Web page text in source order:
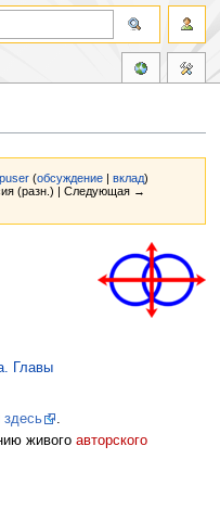
(обсуждение |вклад)
(разн.) | Следующая →
Главы
здесь
.
живогоавторского